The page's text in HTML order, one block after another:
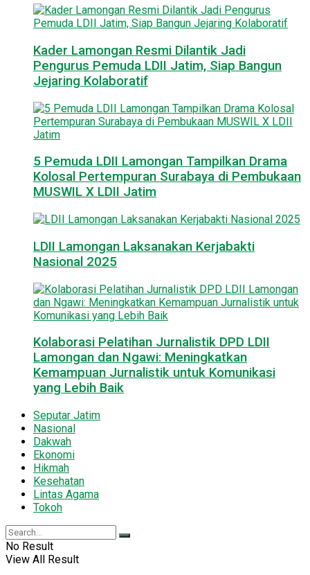
Kader Lamongan Resmi Dilantik Jadi
Pengurus Pemuda LDII Jatim, Siap Bangun
Jejaring Kolaboratif
5 Pemuda LDII Lamongan Tampilkan Drama
Kolosal Pertempuran Surabaya di Pembukaan
MUSWIL X LDII Jatim
LDII Lamongan Laksanakan Kerjabakti
Nasional 2025
Kolaborasi Pelatihan Jurnalistik DPD LDII
Lamongan dan Ngawi: Meningkatkan
Kemampuan Jurnalistik untuk Komunikasi
yang Lebih Baik
Seputar Jatim
Nasional
Dakwah
Ekonomi
Hikmah
Kesehatan
Lintas Agama
Tokoh
No Result
View All Result